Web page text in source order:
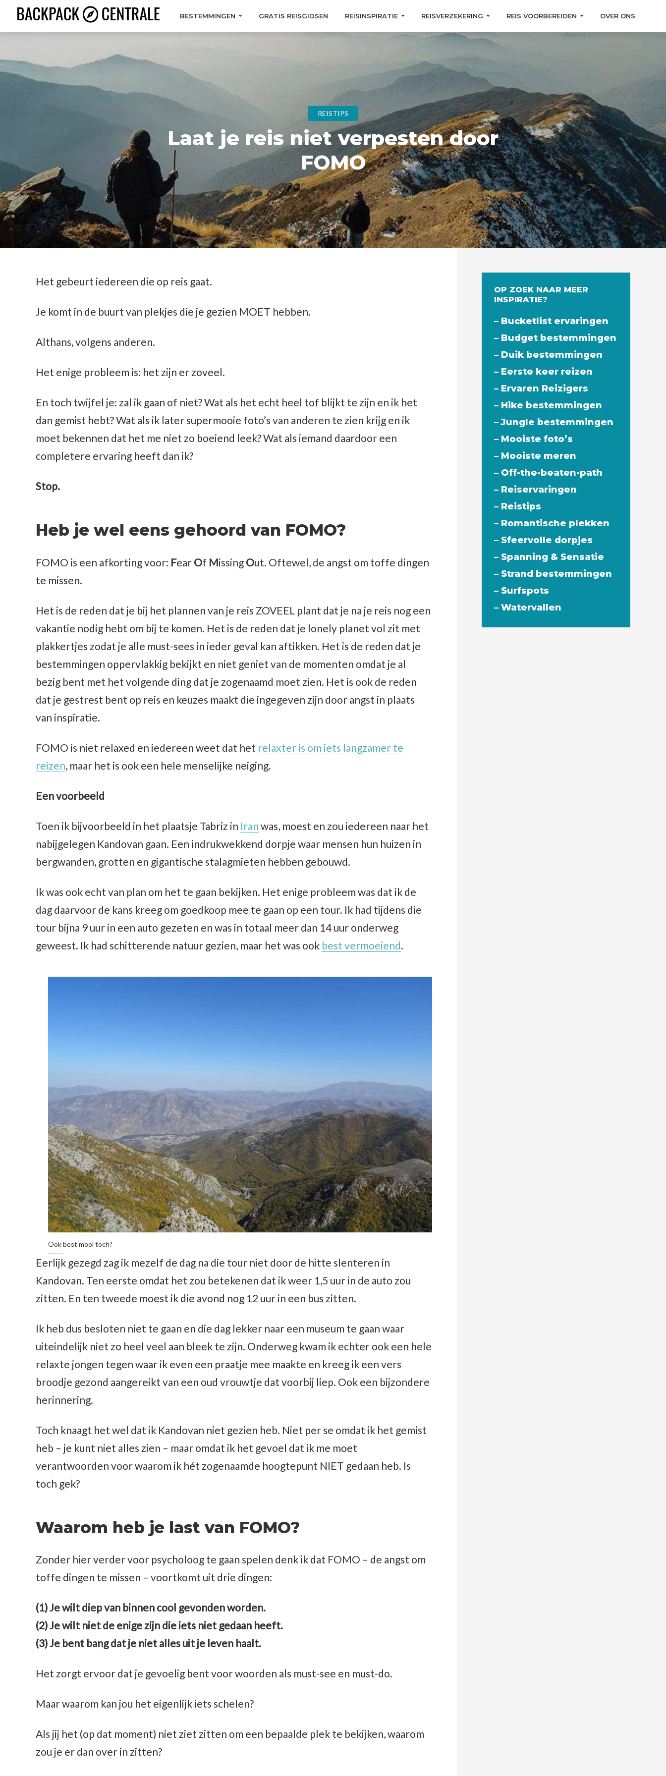
BESTEMMINGEN GRATIS REISGIDSEN REISINSPIRATIE REISVERZEKERING REIS VOORBEREIDEN OVER ONS
REISTIPS
Laat je reis niet verpesten door
FOMO
Het gebeurt iedereen die op reis gaat.
Je komt in de buurt van plekjes die je gezien MOET hebben.
Althans, volgens anderen.
Het enige probleem is: het zijn er zoveel.
En toch twijfel je: zal ik gaan of niet? Wat als het echt heel tof blijkt te zijn en ik het
dan gemist hebt? Wat als ik later supermooie foto’s van anderen te zien krijg en ik
moet bekennen dat het me niet zo boeiend leek? Wat als iemand daardoor een
completere ervaring heeft dan ik?
Stop.
Heb je wel eens gehoord van FOMO?
FOMO is een afkorting voor: Fear Of Missing Out. Oftewel, de angst om toffe dingen
te missen.
Het is de reden dat je bij het plannen van je reis ZOVEEL plant dat je na je reis nog een
vakantie nodig hebt om bij te komen. Het is de reden dat je lonely planet vol zit met
plakkertjes zodat je alle must-sees in ieder geval kan aftikken. Het is de reden dat je
bestemmingen oppervlakkig bekijkt en niet geniet van de momenten omdat je al
bezig bent met het volgende ding dat je zogenaamd moet zien. Het is ook de reden
dat je gestrest bent op reis en keuzes maakt die ingegeven zijn door angst in plaats
van inspiratie.
FOMO is niet relaxed en iedereen weet dat het relaxter is om iets langzamer te
reizen, maar het is ook een hele menselijke neiging.
Een voorbeeld
Toen ik bijvoorbeeld in het plaatsje Tabriz in Iran was, moest en zou iedereen naar het
nabijgelegen Kandovan gaan. Een indrukwekkend dorpje waar mensen hun huizen in
bergwanden, grotten en gigantische stalagmieten hebben gebouwd.
Ik was ook echt van plan om het te gaan bekijken. Het enige probleem was dat ik de
dag daarvoor de kans kreeg om goedkoop mee te gaan op een tour. Ik had tijdens die
tour bijna 9 uur in een auto gezeten en was in totaal meer dan 14 uur onderweg
geweest. Ik had schitterende natuur gezien, maar het was ook best vermoeiend.
Ook best mooi toch?
Eerlijk gezegd zag ik mezelf de dag na die tour niet door de hitte slenteren in
Kandovan. Ten eerste omdat het zou betekenen dat ik weer 1,5 uur in de auto zou
zitten. En ten tweede moest ik die avond nog 12 uur in een bus zitten.
Ik heb dus besloten niet te gaan en die dag lekker naar een museum te gaan waar
uiteindelijk niet zo heel veel aan bleek te zijn. Onderweg kwam ik echter ook een hele
relaxte jongen tegen waar ik even een praatje mee maakte en kreeg ik een vers
broodje gezond aangereikt van een oud vrouwtje dat voorbij liep. Ook een bijzondere
herinnering.
Toch knaagt het wel dat ik Kandovan niet gezien heb. Niet per se omdat ik het gemist
heb – je kunt niet alles zien – maar omdat ik het gevoel dat ik me moet
verantwoorden voor waarom ik hét zogenaamde hoogtepunt NIET gedaan heb. Is
toch gek?
Waarom heb je last van FOMO?
Zonder hier verder voor psycholoog te gaan spelen denk ik dat FOMO – de angst om
toffe dingen te missen – voortkomt uit drie dingen:
(1) Je wilt diep van binnen cool gevonden worden.
(2) Je wilt niet de enige zijn die iets niet gedaan heeft.
(3) Je bent bang dat je niet alles uit je leven haalt.
Het zorgt ervoor dat je gevoelig bent voor woorden als must-see en must-do.
Maar waarom kan jou het eigenlijk iets schelen?
Als jij het (op dat moment) niet ziet zitten om een bepaalde plek te bekijken, waarom
zou je er dan over in zitten?
OP ZOEK NAAR MEER
INSPIRATIE?
– Bucketlist ervaringen
– Budget bestemmingen
– Duik bestemmingen
– Eerste keer reizen
– Ervaren Reizigers
– Hike bestemmingen
– Jungle bestemmingen
– Mooiste foto’s
– Mooiste meren
– Off-the-beaten-path
– Reiservaringen
– Reistips
– Romantische plekken
– Sfeervolle dorpjes
– Spanning & Sensatie
– Strand bestemmingen
– Surfspots
– Watervallen